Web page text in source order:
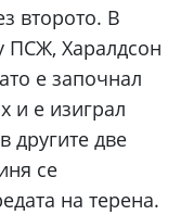
второто. В
ПСЖ, Харалдсон
е започнал
и е изиграл
другите две
се
на терена.